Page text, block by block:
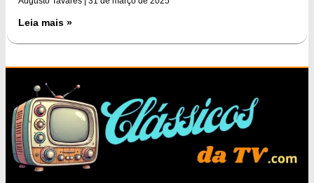
Leia mais »